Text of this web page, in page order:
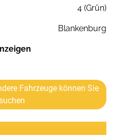
4 (Grün)
Blankenburg
Fahrzeuge können Sie